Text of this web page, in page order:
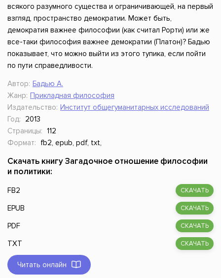
всякого разумного существа и ограничивающей, на первый
взгляд, пространство демократии. Может быть,
демократия важнее философии (как считал Рорти) или же
все-таки философия важнее демократии (Платон)? Бадью
показывает, что можно выйти из этого тупика, если пойти
по пути справедливости.
Автор: Бадью А.
Жанр: Прикладная философия
Издательство: Институт общегуманитарных исследований
Год:
2013
Страницы: 112
Формат:
fb2, epub, pdf, txt,
Скачать книгу Загадочное отношение философии
и политики:
FB2 СКАЧАТЬ
EPUB СКАЧАТЬ
PDF СКАЧАТЬ
TXT СКАЧАТЬ
Читать онлайн